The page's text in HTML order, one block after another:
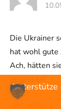
Die Ukrainer
hat wohl
Ach, hätten
Unterstütze